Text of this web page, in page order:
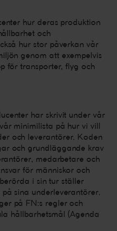
hur deras produktion
och
hur stor påverkan vår
genom att exempelvis
för transporter, flyg och
har skrivit under vår
minimilista på hur vi vill
och leverantörer. Koden
och grundläggande krav
medarbetare och
för människor och
i sin tur ställer
sina underleverantörer.
på FN:s regler och
hållbarhetsmål (Agenda